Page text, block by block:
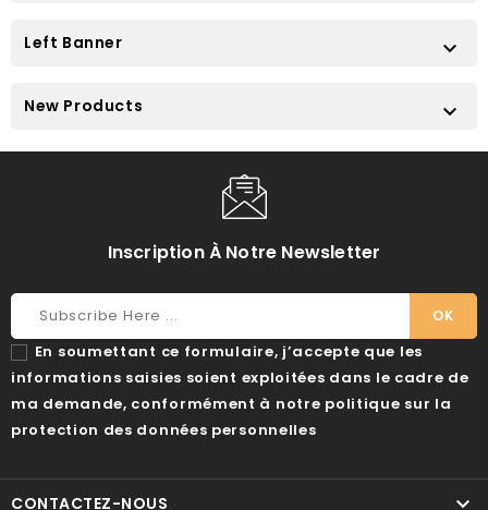
Left Banner 
New Products 
Inscription À Notre Newsletter
En soumettant ce formulaire, j’accepte que les
informations saisies soient exploitées dans le cadre de
ma demande, conformément à notre politique sur la
protection des données personnelles
CONTACTEZ-NOUS 